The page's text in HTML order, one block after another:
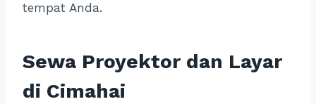
tempat Anda.
Sewa Proyektor dan Layar
di Cimahai